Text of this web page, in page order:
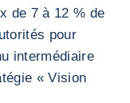
de 7 à 12 % de
pour
intermédiaire
« Vision